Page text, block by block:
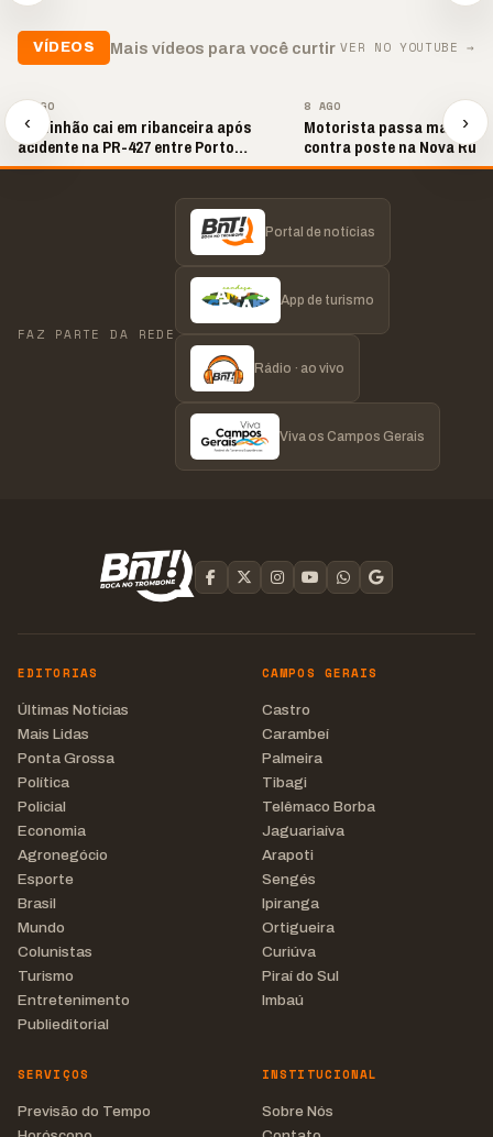
VÍDEOS Mais vídeos para você curtir VER NO YOUTUBE →
‹
8 AGO
Caminhão cai em ribanceira após
acidente na PR-427 entre Porto
Amazonas e Lapa
8 AGO
Motorista passa mal e
contra poste na Nova
Grossa
›
FAZ PARTE DA REDE
Portal de notícias
App de turismo
Rádio · ao vivo
Viva os Campos Gerais
EDITORIAS
Últimas Notícias
Mais Lidas
Ponta Grossa
Política
Policial
Economia
Agronegócio
Esporte
Brasil
Mundo
Colunistas
Turismo
Entretenimento
Publieditorial
CAMPOS GERAIS
Castro
Carambeí
Palmeira
Tibagi
Telêmaco Borba
Jaguariaíva
Arapoti
Sengés
Ipiranga
Ortigueira
Curiúva
Piraí do Sul
Imbaú
SERVIÇOS
Previsão do Tempo
INSTITUCIONAL
Sobre Nós